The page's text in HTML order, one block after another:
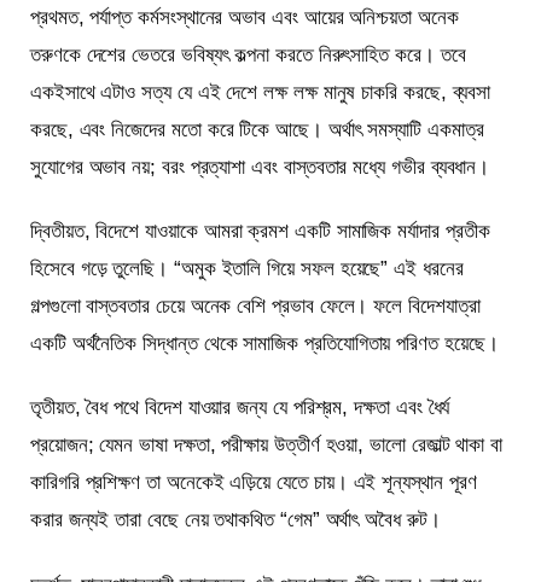
প্রথমত, পর্যাপ্ত কর্মসংস্থানের অভাব এবং আয়ের অনিশ্চয়তা অনেক
তরুণকে দেশের ভেতরে ভবিষ্যৎ কল্পনা করতে নিরুৎসাহিত করে। তবে
একইসাথে এটাও সত্য যে এই দেশে লক্ষ লক্ষ মানুষ চাকরি করছে, ব্যবসা
করছে, এবং নিজেদের মতো করে টিকে আছে। অর্থাৎ সমস্যাটি একমাত্র
সুযোগের অভাব নয়; বরং প্রত্যাশা এবং বাস্তবতার মধ্যে গভীর ব্যবধান।
দ্বিতীয়ত, বিদেশে যাওয়াকে আমরা ক্রমশ একটি সামাজিক মর্যাদার প্রতীক
হিসেবে গড়ে তুলেছি। “অমুক ইতালি গিয়ে সফল হয়েছে” এই ধরনের
গল্পগুলো বাস্তবতার চেয়ে অনেক বেশি প্রভাব ফেলে। ফলে বিদেশযাত্রা
একটি অর্থনৈতিক সিদ্ধান্ত থেকে সামাজিক প্রতিযোগিতায় পরিণত হয়েছে।
তৃতীয়ত, বৈধ পথে বিদেশ যাওয়ার জন্য যে পরিশ্রম, দক্ষতা এবং ধৈর্য
প্রয়োজন; যেমন ভাষা দক্ষতা, পরীক্ষায় উত্তীর্ণ হওয়া, ভালো রেজাল্ট থাকা বা
কারিগরি প্রশিক্ষণ তা অনেকেই এড়িয়ে যেতে চায়। এই শূন্যস্থান পূরণ
করার জন্যই তারা বেছে নেয় তথাকথিত “গেম” অর্থাৎ অবৈধ রুট।